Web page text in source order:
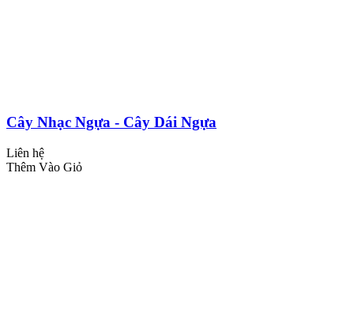
Cây Nhạc Ngựa - Cây Dái Ngựa
Liên hệ
Thêm Vào Giỏ